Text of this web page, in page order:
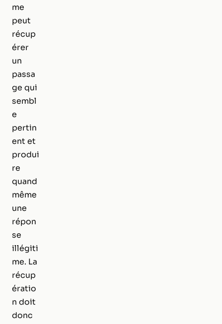
me
peut
récup
érer
un
passa
ge qui
sembl
e
pertin
ent et
produi
re
quand
même
une
répon
se
illégiti
me. La
récup
ératio
n doit
donc